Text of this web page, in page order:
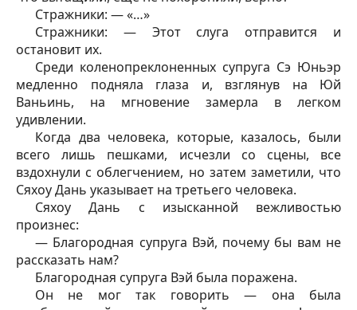
Стражники: — «…»
Стражники: — Этот слуга отправится и
остановит их.
Среди коленопреклоненных супруга Сэ Юньэр
медленно подняла глаза и, взглянув на Юй
Ваньинь, на мгновение замерла в легком
удивлении.
Когда два человека, которые, казалось, были
всего лишь пешками, исчезли со сцены, все
вздохнули с облегчением, но затем заметили, что
Сяхоу Дань указывает на третьего человека.
Сяхоу Дань с изысканной вежливостью
произнес:
— Благородная супруга Вэй, почему бы вам не
рассказать нам?
Благородная супруга Вэй была поражена.
Он не мог так говорить — она была